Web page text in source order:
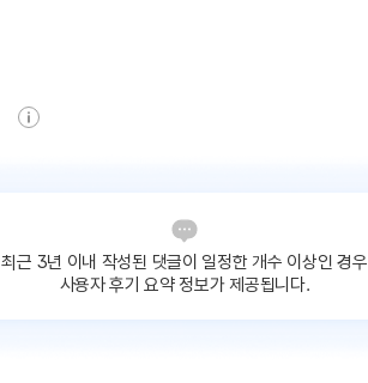
최근 3년 이내 작성된 댓글이 일정한 개수 이상인 경우
사용자 후기 요약 정보가 제공됩니다.